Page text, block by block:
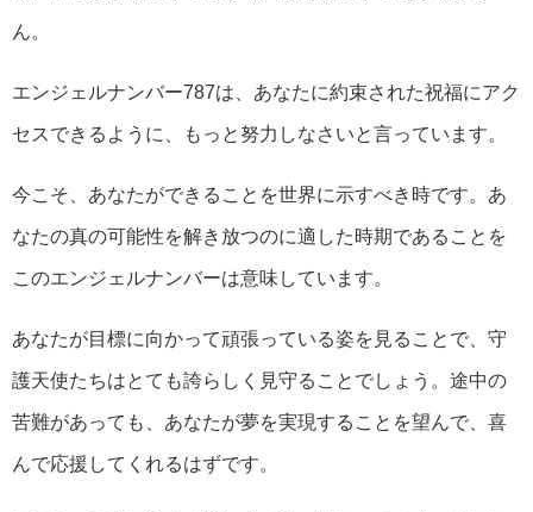
ん。
エンジェルナンバー787は、あなたに約束された祝福にアク
セスできるように、もっと努力しなさいと言っています。
今こそ、あなたができることを世界に示すべき時です。あ
なたの真の可能性を解き放つのに適した時期であることを
このエンジェルナンバーは意味しています。
あなたが目標に向かって頑張っている姿を見ることで、守
護天使たちはとても誇らしく見守ることでしょう。途中の
苦難があっても、あなたが夢を実現することを望んで、喜
んで応援してくれるはずです。